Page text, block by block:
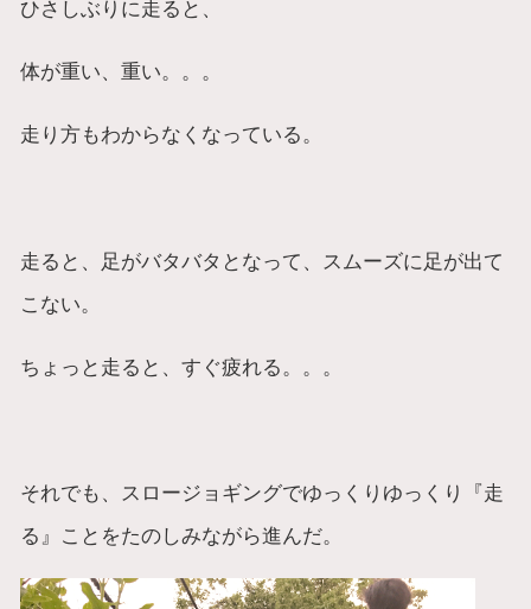
ひさしぶりに走ると、
体が重い、重い。。。
走り方もわからなくなっている。
走ると、足がバタバタとなって、スムーズに足が出て
こない。
ちょっと走ると、すぐ疲れる。。。
それでも、スロージョギングでゆっくりゆっくり『走
る』ことをたのしみながら進んだ。